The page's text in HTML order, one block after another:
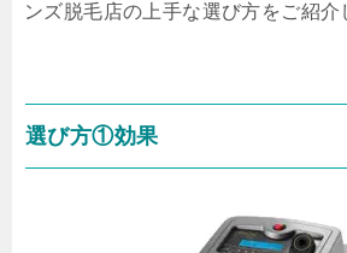
ンズ脱毛店の上手な選び方をご紹介
選び方①効果